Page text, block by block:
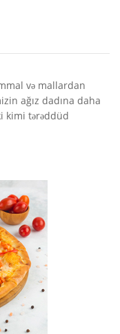
və mallardan
ağız dadına daha
kimi tərəddüd